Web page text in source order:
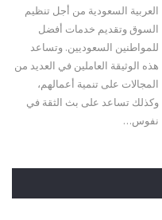
العربية السعودية من أجل تنظيم
السوق وتقديم خدمات أفضل
للمواطنين السعوديين. وتساعد
هذه الوثيقة العاملين في العديد من
المجالات على تنمية أعمالهم،
وكذلك تساعد على بث الثقة في
نفوس…